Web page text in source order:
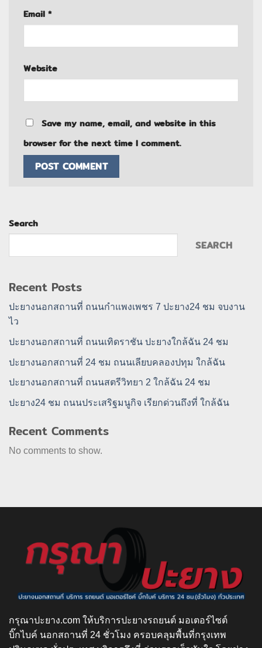
Email *
Website
Save my name, email, and website in this
browser for the next time I comment.
Search
SEARCH
Recent Posts
ปะยางนอกสถานที่ ถนนกำแพงเพชร 7 ปะยาง24 ชม จบงาน
ไว
ปะยางนอกสถานที่ ถนนเทิดราชัน ปะยางใกล้ฉัน 24 ชม
ปะยางนอกสถานที่ 24 ชม ถนนเลียบคลองปทุม ใกล้ฉัน
ปะยางนอกสถานที่ ถนนสตรีวิทยา 2 ใกล้ฉัน 24 ชม
ปะยาง24 ชม ถนนประเสริฐมนูกิจ เรียกด่วนถึงที่ ใกล้ฉัน
Recent Comments
No comments to show.
กรุณาปะยาง.com ให้บริการปะยางรถยนต์ มอเตอร์ไซต์
บิ๊กไบค์ นอกสถานที่ 24 ชั่วโมง ครอบคลุมพื้นที่กรุงเทพ